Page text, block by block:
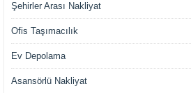
Şehirler Arası Nakliyat
Ofis Taşımacılık
Ev Depolama
Asansörlü Nakliyat